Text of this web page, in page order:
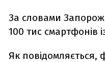
За словами
100 тис смартфонів
Як повідомляється,